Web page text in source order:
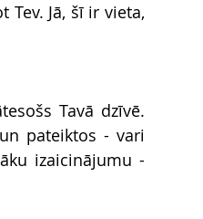
Jā, šī ir vieta,
Tavā dzīvē.
pateiktos - vari
izaicinājumu -